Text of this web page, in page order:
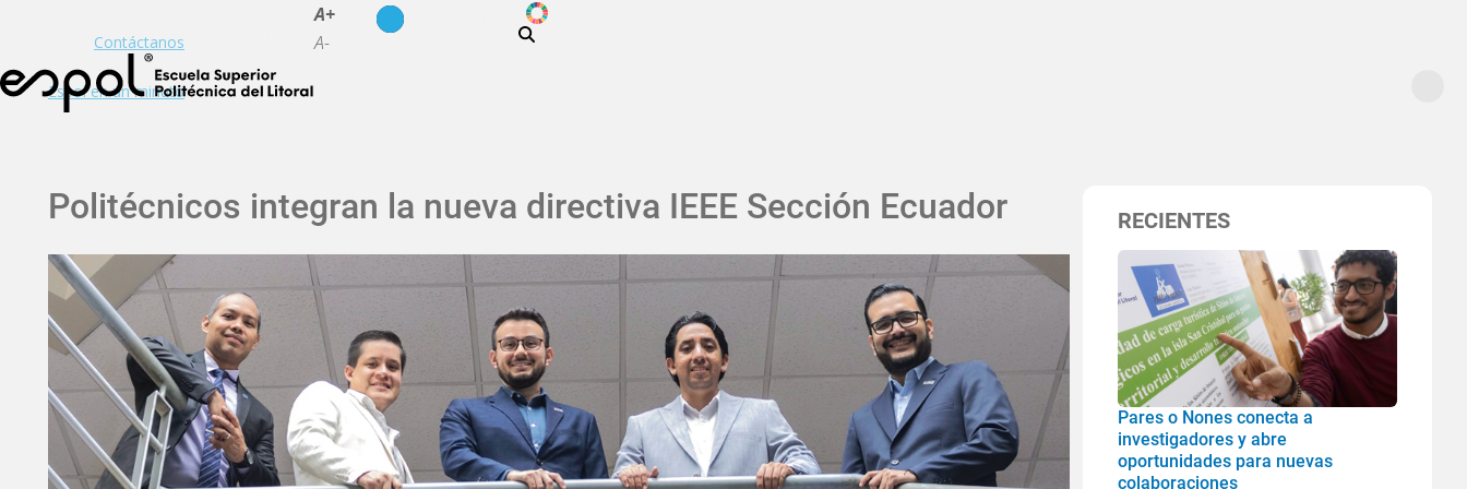
Contáctanos
Espol en un minuto
A+
A-
ODS
Politécnicos integran la nueva directiva IEEE Sección Ecuador RECIENTES
Pares o Nones conecta a
investigadores y abre
oportunidades para nuevas
colaboraciones